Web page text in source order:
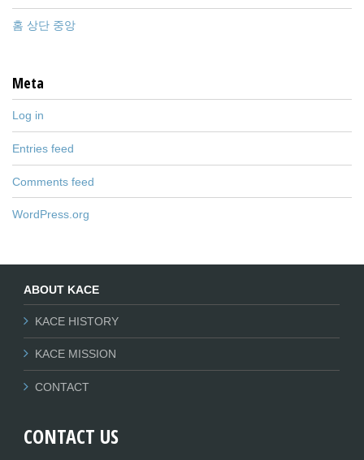
홈 상단 중앙
Meta
Log in
Entries feed
Comments feed
WordPress.org
ABOUT KACE
KACE HISTORY
KACE MISSION
CONTACT
CONTACT US